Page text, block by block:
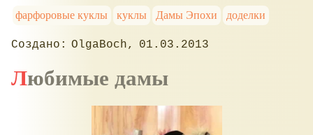
фарфоровые куклы
куклы Дамы Эпохи доделки
OlgaBoch 01.03.2013
Любимые дамы